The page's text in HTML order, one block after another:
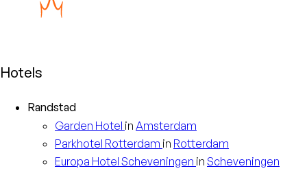
Hotels
Randstad
Garden Hotel in Amsterdam
Parkhotel Rotterdam in Rotterdam
Europa Hotel Scheveningen in Scheveningen